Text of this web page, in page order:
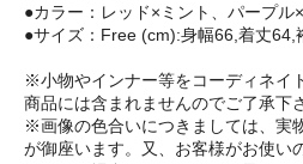
●カラー：レッド×ミント、パープル×
●サイズ：Free (cm):身幅66,着丈64,
※小物やインナー等をコーディネイ
商品には含まれませんのでご了承下
※画像の色合いにつきましては、実
が御座います。又、お客様がお使い